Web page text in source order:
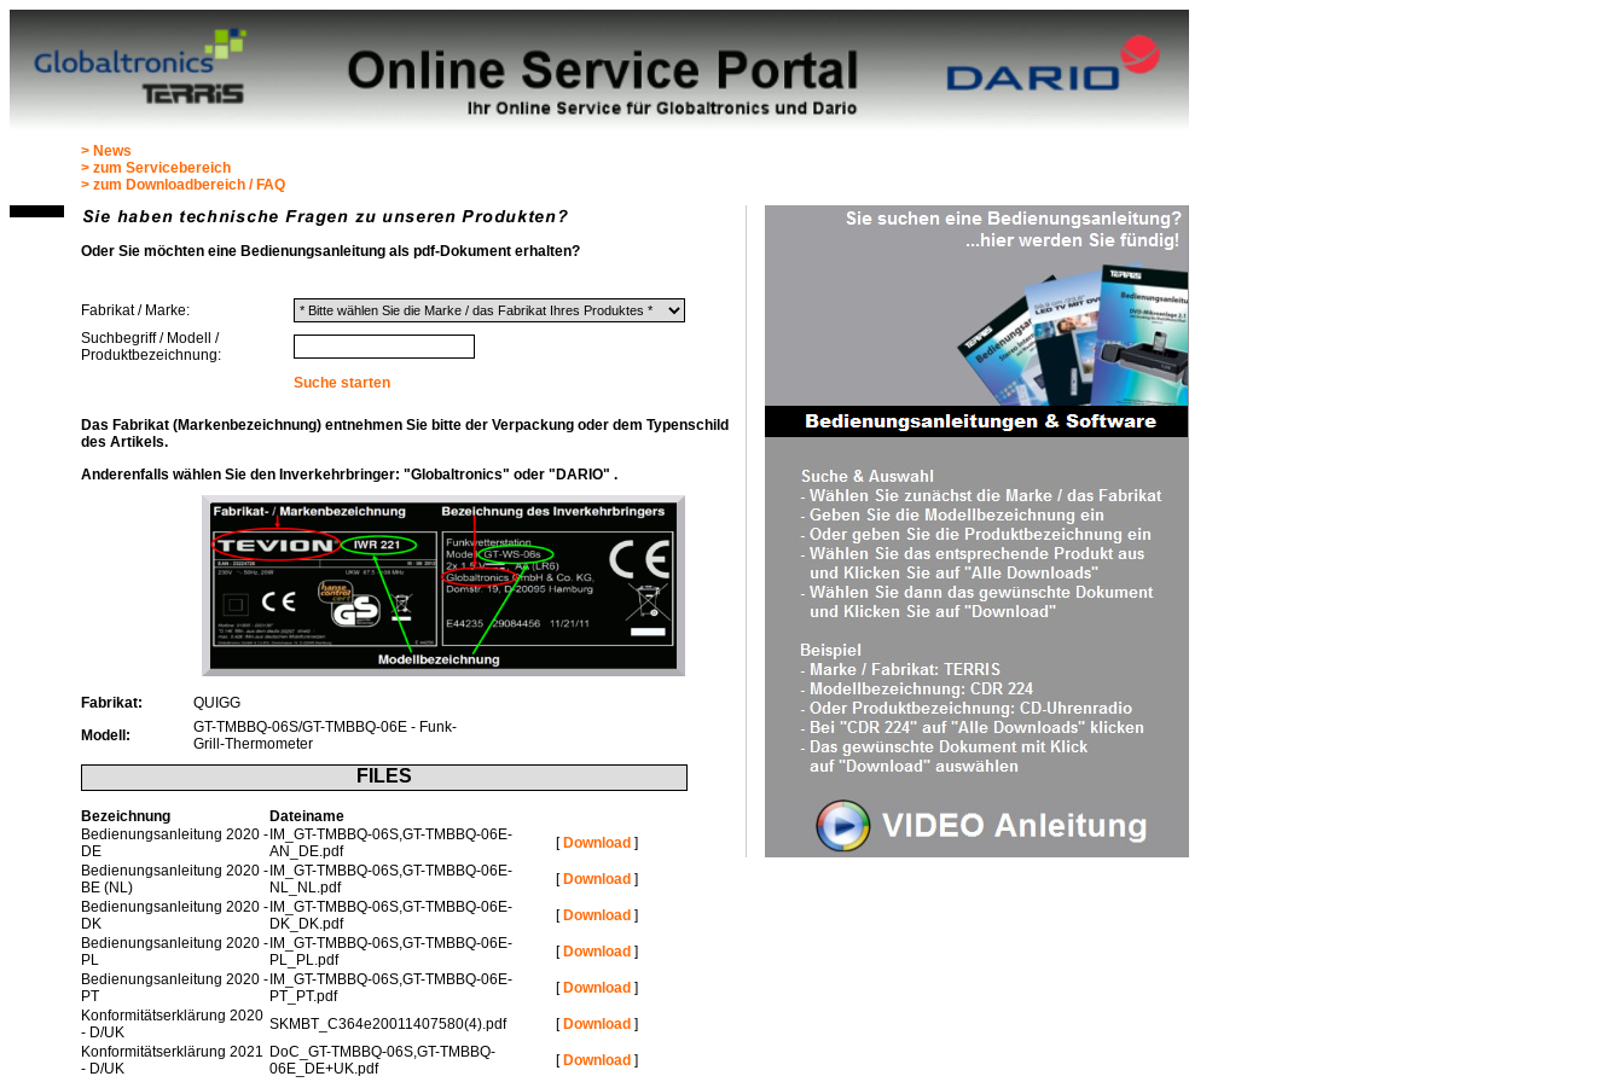
> News
> zum Servicebereich
> zum Downloadbereich / FAQ
Oder Sie möchten eine Bedienungsanleitung als pdf-Dokument erhalten?
Fabrikat / Marke:
Suchbegriff / Modell /
Produktbezeichnung:
Suche starten
Das Fabrikat (Markenbezeichnung) entnehmen Sie bitte der Verpackung oder dem Typenschild
des Artikels.
Anderenfalls wählen Sie den Inverkehrbringer: "Globaltronics" oder "DARIO" .
Fabrikat:
QUIGG
Modell:
GT-TMBBQ-06S/GT-TMBBQ-06E - Funk-
Grill-Thermometer
FILES
Bezeichnung
Dateiname
Bedienungsanleitung 2020 -
DE
IM_GT-TMBBQ-06S,GT-TMBBQ-06E-
AN_DE.pdf
[ Download ]
Bedienungsanleitung 2020 -
BE (NL)
IM_GT-TMBBQ-06S,GT-TMBBQ-06E-
NL_NL.pdf
[ Download ]
Bedienungsanleitung 2020 -
DK
IM_GT-TMBBQ-06S,GT-TMBBQ-06E-
DK_DK.pdf
[ Download ]
Bedienungsanleitung 2020 -
PL
IM_GT-TMBBQ-06S,GT-TMBBQ-06E-
PL_PL.pdf
[ Download ]
Bedienungsanleitung 2020 -
PT
IM_GT-TMBBQ-06S,GT-TMBBQ-06E-
PT_PT.pdf
[ Download ]
Konformitätserklärung 2020
- D/UK
SKMBT_C364e20011407580(4).pdf [ Download ]
Konformitätserklärung 2021
- D/UK
DoC_GT-TMBBQ-06S,GT-TMBBQ-
06E_DE+UK.pdf
[ Download ]